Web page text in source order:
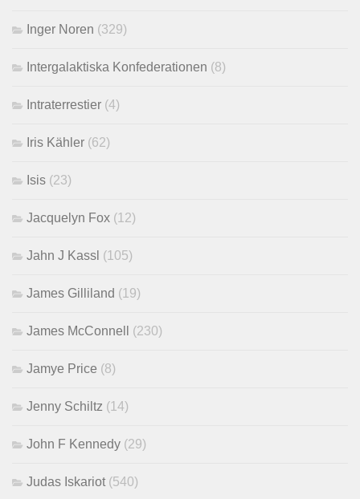
Inger Noren (329)
Intergalaktiska Konfederationen (8)
Intraterrestier (4)
Iris Kähler (62)
Isis (23)
Jacquelyn Fox (12)
Jahn J Kassl (105)
James Gilliland (19)
James McConnell (230)
Jamye Price (8)
Jenny Schiltz (14)
John F Kennedy (29)
Judas Iskariot (540)